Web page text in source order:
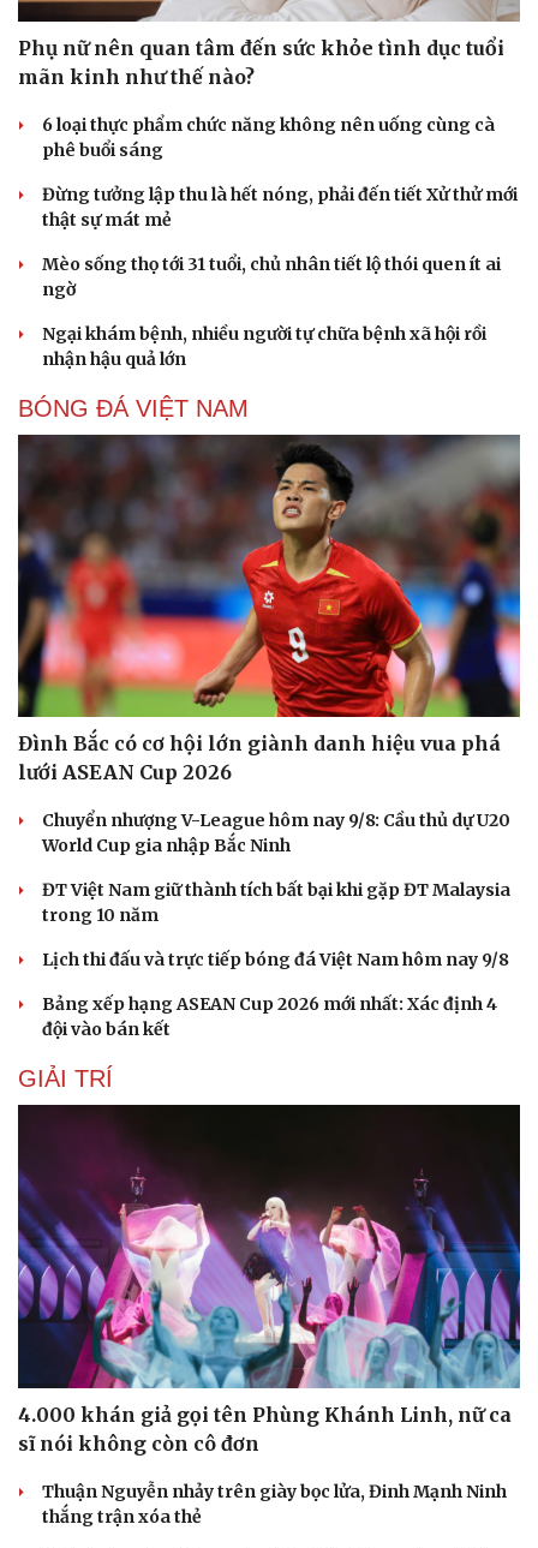
Sức khỏe
Dinh dưỡng - món ngon
Cây thuốc
Nhi khoa
Nam khoa
Phòng mạch online
Ăn sạch sống khỏe
Đời sống
Nhà đẹp
Blog
Phụ nữ nên quan tâm đến sức khỏe tình dục tuổi
mãn kinh như thế nào?
6 loại thực phẩm chức năng không nên uống cùng cà
phê buổi sáng
Đừng tưởng lập thu là hết nóng, phải đến tiết Xử thử mới
thật sự mát mẻ
Mèo sống thọ tới 31 tuổi, chủ nhân tiết lộ thói quen ít ai
ngờ
Ngại khám bệnh, nhiều người tự chữa bệnh xã hội rồi
nhận hậu quả lớn
BÓNG ĐÁ VIỆT NAM
Đình Bắc có cơ hội lớn giành danh hiệu vua phá
lưới ASEAN Cup 2026
Chuyển nhượng V-League hôm nay 9/8: Cầu thủ dự U20
World Cup gia nhập Bắc Ninh
ĐT Việt Nam giữ thành tích bất bại khi gặp ĐT Malaysia
trong 10 năm
Lịch thi đấu và trực tiếp bóng đá Việt Nam hôm nay 9/8
Bảng xếp hạng ASEAN Cup 2026 mới nhất: Xác định 4
đội vào bán kết
GIẢI TRÍ
4.000 khán giả gọi tên Phùng Khánh Linh, nữ ca
sĩ nói không còn cô đơn
Thuận Nguyễn nhảy trên giày bọc lửa, Đinh Mạnh Ninh
thắng trận xóa thẻ